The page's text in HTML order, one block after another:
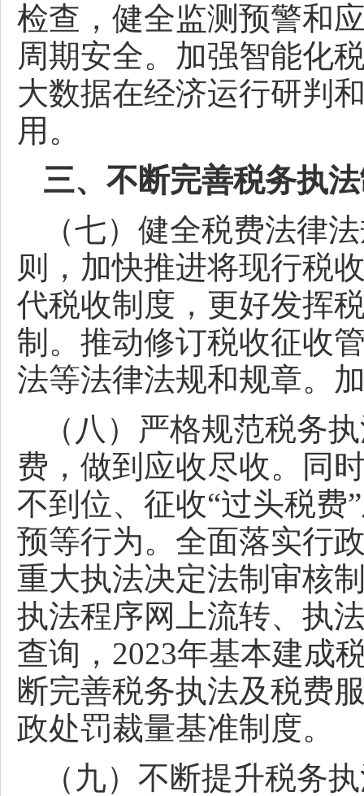
检查，健全监测预警和
周期安全。加强智能化
大数据在经济运行研判
用。
三、不断完善税务执
（七）健全税费法律
则，加快推进将现行税
代税收制度，更好发挥
制。推动修订税收征收
法等法律法规和规章。
（八）严格规范税务
费，做到应收尽收。同
不到位、征收“过头税费
预等行为。全面落实行
重大执法决定法制审核
执法程序网上流转、执
查询，2023年基本建成
断完善税务执法及税费
政处罚裁量基准制度。
（九）不断提升税务